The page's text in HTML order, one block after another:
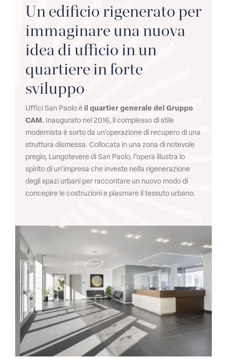
Un edificio rigenerato per
immaginare una nuova
idea di ufficio in un
quartiere in forte
sviluppo
Uffici San Paolo è il quartier generale del Gruppo
CAM . Inaugurato nel 2016, il complesso di stile
modernista è sorto da un’operazione di recupero di una
struttura dismessa. Collocata in una zona di notevole
pregio, Lungotevere di San Paolo, l’opera illustra lo
spirito di un’impresa che investe nella rigenerazione
degli spazi urbani per raccontare un nuovo modo di
concepire le costruzioni e plasmare il tessuto urbano.